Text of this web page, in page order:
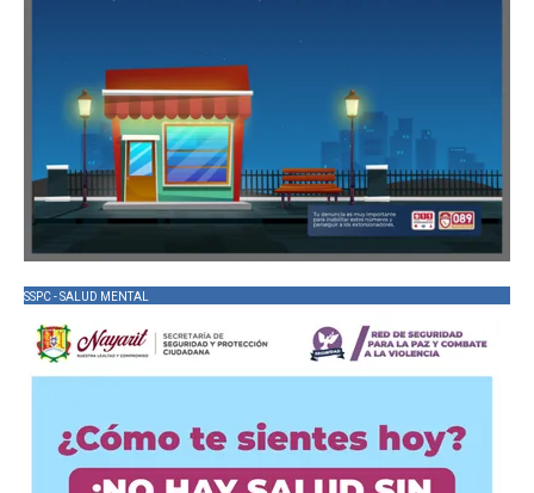
SSPC - SALUD MENTAL